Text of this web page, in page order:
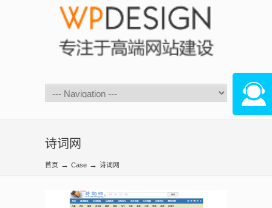
诗词网
首页 → Case → 诗词网